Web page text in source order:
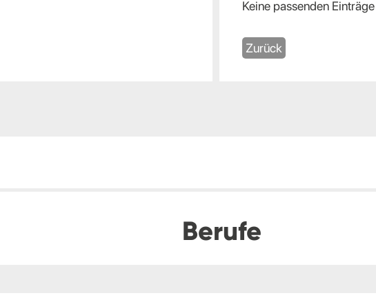
Keine passenden
Zurück
Berufe